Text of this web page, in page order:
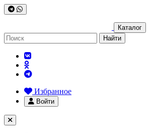
Каталог
Найти
Избранное
Войти